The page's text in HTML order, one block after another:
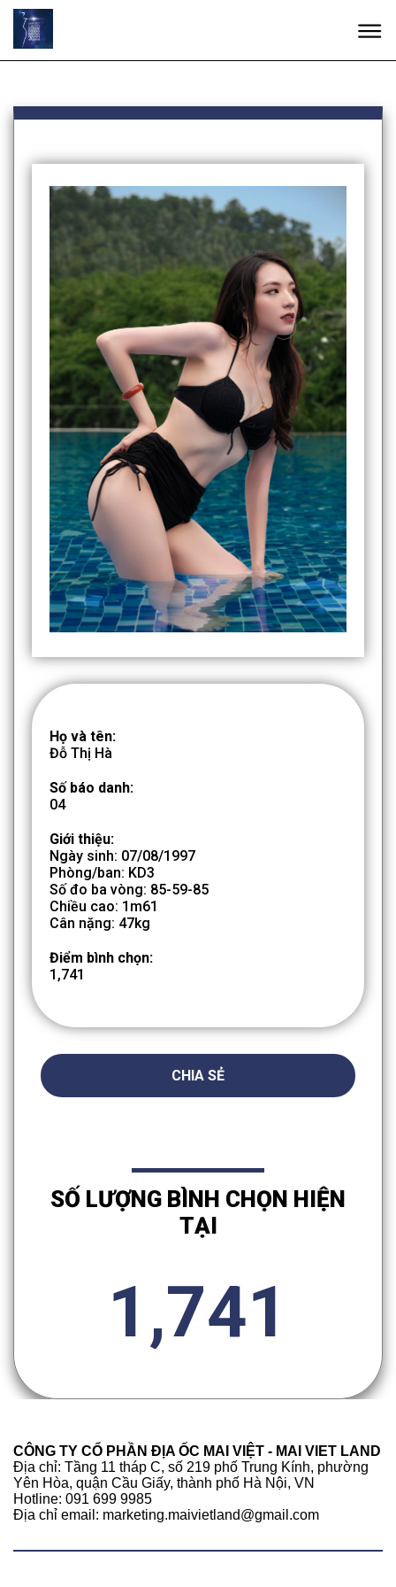
Họ và tên:
Đỗ Thị Hà
Số báo danh:
04
Giới thiệu:
Ngày sinh: 07/08/1997
Phòng/ban: KD3
Số đo ba vòng: 85-59-85
Chiều cao: 1m61
Cân nặng: 47kg
Điểm bình chọn:
1,741
CHIA SẺ
SỐ LƯỢNG BÌNH CHỌN HIỆN
TẠI
1,741
CÔNG TY CỔ PHẦN ĐỊA ỐC MAI VIỆT - MAI VIET LAND
Địa chỉ: Tầng 11 tháp C, số 219 phố Trung Kính, phường
Yên Hòa, quận Cầu Giấy, thành phố Hà Nội, VN
Hotline: 091 699 9985
Địa chỉ email: marketing.maivietland@gmail.com